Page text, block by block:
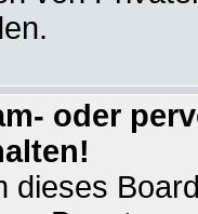
oder
dieses